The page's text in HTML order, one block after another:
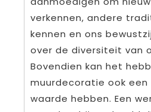
verkennen, andere
kennen en ons
over de diversiteit van
Bovendien kan het
muurdecoratie ook
waarde hebben. Een